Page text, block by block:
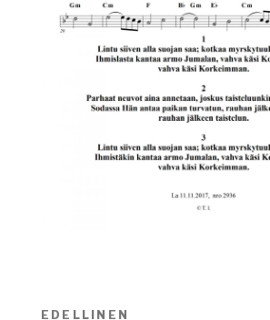
Artikkelien
EDELLINEN